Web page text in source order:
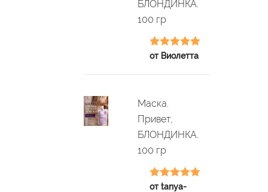
БЛОНДИНКА.
100 гр
Оценка5из
от Виолетта
Маска.
Привет,
БЛОНДИНКА.
100 гр
Оценка5
от tanya-